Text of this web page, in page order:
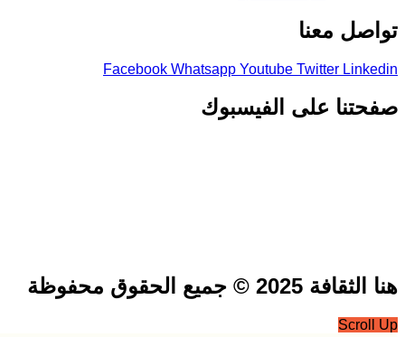
معنا
Facebook Whatsapp Youtube Twitter
على الفيسبوك
2025 © جميع الحقوق محفوظة